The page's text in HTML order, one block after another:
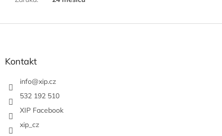
Kontakt
info@xip.cz
532 192 510
XIP Facebook
xip_cz